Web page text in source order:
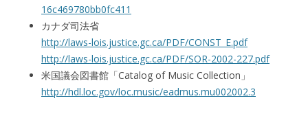
16c469780bb0fc411
カナダ司法省
http://laws-lois.justice.gc.ca/PDF/CONST_E.pdf
http://laws-lois.justice.gc.ca/PDF/SOR-2002-227.pdf
米国議会図書館「Catalog of Music Collection」
http://hdl.loc.gov/loc.music/eadmus.mu002002.3